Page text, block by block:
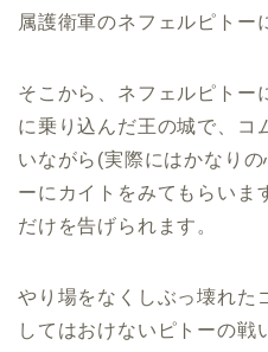
属護衛軍のネフェルピトー
そこから、ネフェルピトー
に乗り込んだ王の城で、コ
いながら(実際にはかなり
ーにカイトをみてもらいま
だけを告げられます。
やり場をなくしぶっ壊れた
してはおけないピトーの戦